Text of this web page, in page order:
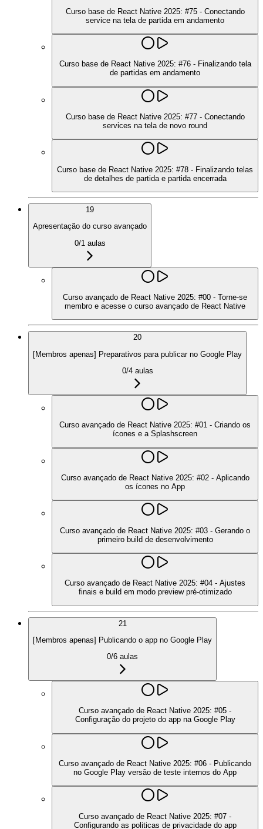
Curso base de React Native 2025: #75 - Conectando
service na tela de partida em andamento
Curso base de React Native 2025: #76 - Finalizando tela
de partidas em andamento
Curso base de React Native 2025: #77 - Conectando
services na tela de novo round
Curso base de React Native 2025: #78 - Finalizando telas
de detalhes de partida e partida encerrada
19
Apresentação do curso avançado
0/1 aulas
Curso avançado de React Native 2025: #00 - Torne-se
membro e acesse o curso avançado de React Native
20
[Membros apenas] Preparativos para publicar no Google Play
0/4aulas
Curso avançado de React Native 2025: #01 - Criando os
ícones e a Splashscreen
Curso avançado de React Native 2025: #02 - Aplicando
os ícones no App
Curso avançado de React Native 2025: #03 - Gerando o
primeiro build de desenvolvimento
Curso avançado de React Native 2025: #04 - Ajustes
finais e build em modo preview pré-otimizado
21
[Membros apenas] Publicando o app no Google Play
0/6 aulas
Curso avançado de React Native 2025: #05 -
Configuração do projeto do app na Google Play
Curso avançado de React Native 2025: #06 - Publicando
no Google Play versão de teste internos do App
Curso avançado de React Native 2025: #07 -
Configurando as politicas de privacidade do app